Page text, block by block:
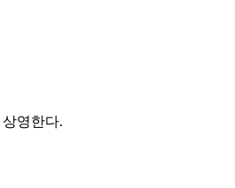
영한다.